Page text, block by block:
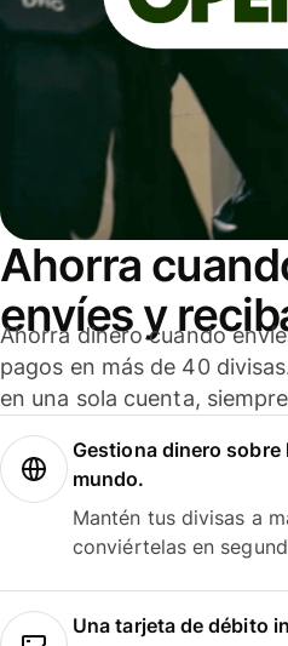
Ahorra
envíes y
Ahorra dinero cuando
pagos en más de 40
en una sola cuenta,
Gestiona dinero sobre
mundo.
Mantén tus divisas a
conviértelas en
Una tarjeta de débito